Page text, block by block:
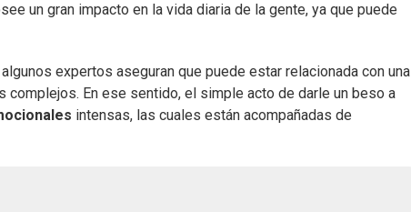
un gran impacto en la vida diaria de la gente, ya que puede
expertos aseguran que puede estar relacionada con una
En ese sentido, el simple acto de darle un beso a
intensas, las cuales están acompañadas de